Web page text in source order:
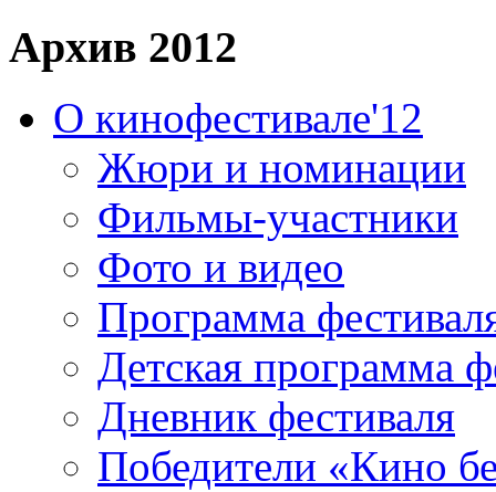
Архив 2012
О кинофестивале'12
Жюри и номинации
Фильмы-участники
Фото и видео
Программа
Детская программа
Дневник фестиваля
Победители «Кино